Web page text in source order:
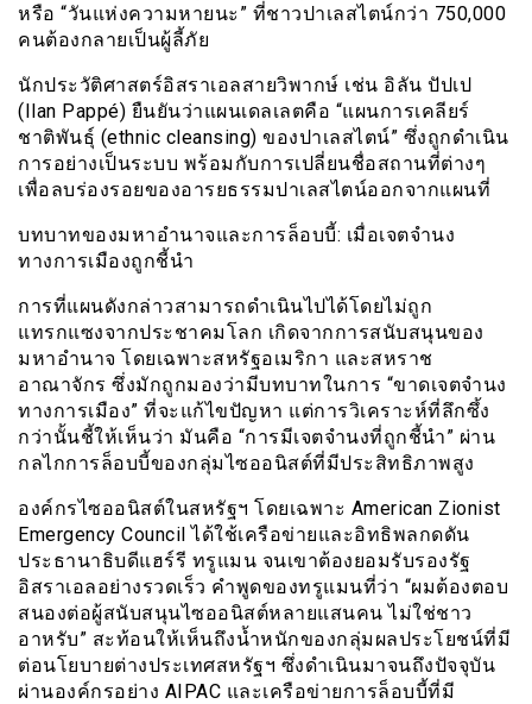
หรือ “วันแห่งความหายนะ” ที่ชาวปาเลสไตน์กว่า 750,000
คนต้องกลายเป็นผู้ลี้ภัย
นักประวัติศาสตร์อิสราเอลสายวิพากษ์ เช่น อิลัน ปัปเป
(Ilan Pappé) ยืนยันว่าแผนเดลเลตคือ “แผนการเคลียร์
ชาติพันธุ์ (ethnic cleansing) ของปาเลสไตน์” ซึ่งถูกดำเนิน
การอย่างเป็นระบบ พร้อมกับการเปลี่ยนชื่อสถานที่ต่างๆ
เพื่อลบร่องรอยของอารยธรรมปาเลสไตน์ออกจากแผนที่
บทบาทของมหาอำนาจและการล็อบบี้: เมื่อเจตจำนง
ทางการเมืองถูกชี้นำ
การที่แผนดังกล่าวสามารถดำเนินไปได้โดยไม่ถูก
แทรกแซงจากประชาคมโลก เกิดจากการสนับสนุนของ
มหาอำนาจ โดยเฉพาะสหรัฐอเมริกา และสหราช
อาณาจักร ซึ่งมักถูกมองว่ามีบทบาทในการ “ขาดเจตจำนง
ทางการเมือง” ที่จะแก้ไขปัญหา แต่การวิเคราะห์ที่ลึกซึ้ง
กว่านั้นชี้ให้เห็นว่า มันคือ “การมีเจตจำนงที่ถูกชี้นำ” ผ่าน
กลไกการล็อบบี้ของกลุ่มไซออนิสต์ที่มีประสิทธิภาพสูง
องค์กรไซออนิสต์ในสหรัฐฯ โดยเฉพาะ American Zionist
Emergency Council ได้ใช้เครือข่ายและอิทธิพลกดดัน
ประธานาธิบดีแฮร์รี ทรูแมน จนเขาต้องยอมรับรองรัฐ
อิสราเอลอย่างรวดเร็ว คำพูดของทรูแมนที่ว่า “ผมต้องตอบ
สนองต่อผู้สนับสนุนไซออนิสต์หลายแสนคน ไม่ใช่ชาว
อาหรับ” สะท้อนให้เห็นถึงน้ำหนักของกลุ่มผลประโยชน์ที่มี
ต่อนโยบายต่างประเทศสหรัฐฯ ซึ่งดำเนินมาจนถึงปัจจุบัน
ผ่านองค์กรอย่าง AIPAC และเครือข่ายการล็อบบี้ที่มี